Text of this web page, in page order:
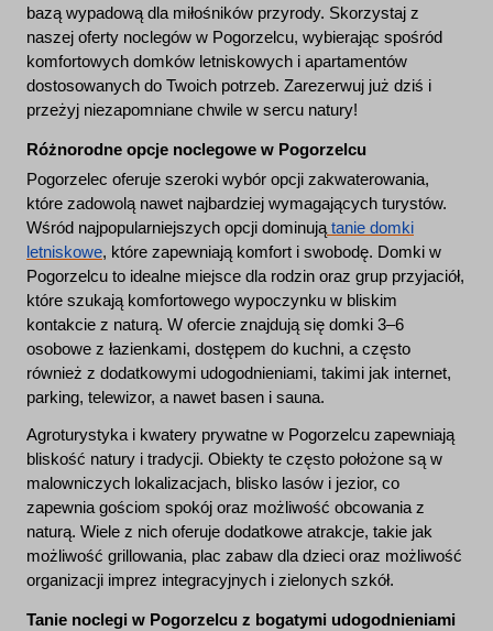
bazą wypadową dla miłośników przyrody. Skorzystaj z
naszej oferty noclegów w Pogorzelcu, wybierając spośród
komfortowych domków letniskowych i apartamentów
dostosowanych do Twoich potrzeb. Zarezerwuj już dziś i
przeżyj niezapomniane chwile w sercu natury!
Różnorodne opcje noclegowe w Pogorzelcu
Pogorzelec oferuje szeroki wybór opcji zakwaterowania,
które zadowolą nawet najbardziej wymagających turystów.
Wśród najpopularniejszych opcji dominują tanie domki
letniskowe, które zapewniają komfort i swobodę. Domki w
Pogorzelcu to idealne miejsce dla rodzin oraz grup przyjaciół,
które szukają komfortowego wypoczynku w bliskim
kontakcie z naturą. W ofercie znajdują się domki 3–6
osobowe z łazienkami, dostępem do kuchni, a często
również z dodatkowymi udogodnieniami, takimi jak internet,
parking, telewizor, a nawet basen i sauna.
Agroturystyka i kwatery prywatne w Pogorzelcu zapewniają
bliskość natury i tradycji. Obiekty te często położone są w
malowniczych lokalizacjach, blisko lasów i jezior, co
zapewnia gościom spokój oraz możliwość obcowania z
naturą. Wiele z nich oferuje dodatkowe atrakcje, takie jak
możliwość grillowania, plac zabaw dla dzieci oraz możliwość
organizacji imprez integracyjnych i zielonych szkół.
Tanie noclegi w Pogorzelcu z bogatymi udogodnieniami